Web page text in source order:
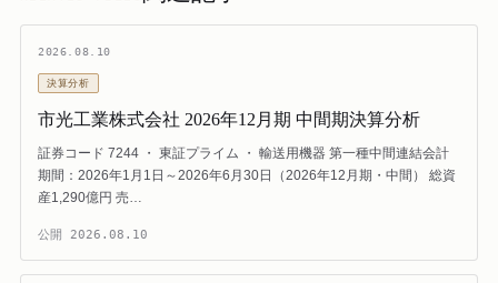
2026.08.10
決算分析
市光工業株式会社 2026年12月期 中間期決算分析
証券コード 7244 ・ 東証プライム ・ 輸送用機器 第一種中間連結会計
期間：2026年1月1日～2026年6月30日（2026年12月期・中間） 総資
産1,290億円 売…
公開 2026.08.10